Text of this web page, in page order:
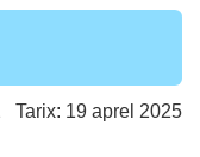
Tarix: 19 aprel 2025